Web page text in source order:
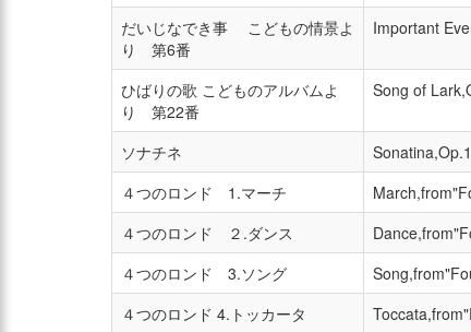
だいじなでき事 こどもの情景よ
り 第6番
Important
ひばりの歌 こどものアルバムよ
り 第22番
Song of
ソナチネ
４つのロンド 1.マーチ
４つのロンド ２.ダンス
４つのロンド 3.ソング
４つのロンド 4.トッカータ